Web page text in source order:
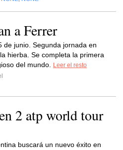
a Ferrer
de junio. Segunda jornada en
hierba. Se completa la primera
del mundo.
Leer el resto
2 atp world tour
buscará un nuevo éxito en